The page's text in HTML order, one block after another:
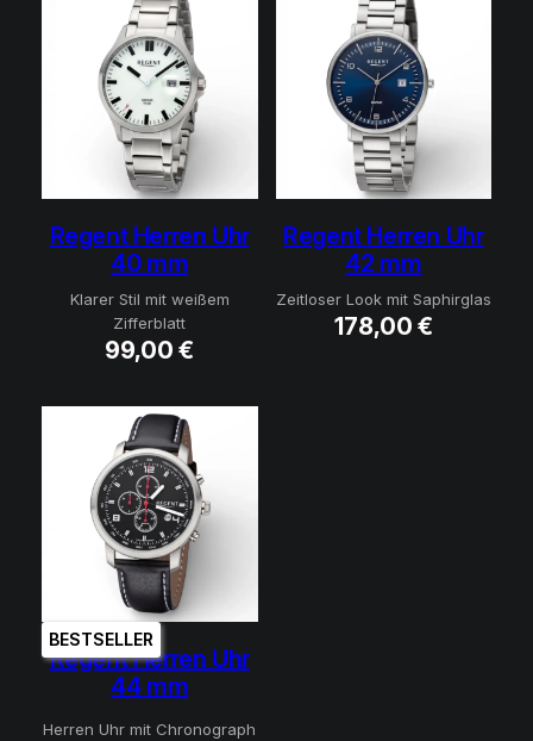
Regent Herren Uhr
40 mm
Klarer Stil mit weißem
Zifferblatt
99,00€
Regent Herren Uhr
42 mm
Zeitloser Look mit Saphirglas
178,00 €
BESTSELLER
Regent Herren Uhr
44 mm
Herren Uhr mit Chronograph